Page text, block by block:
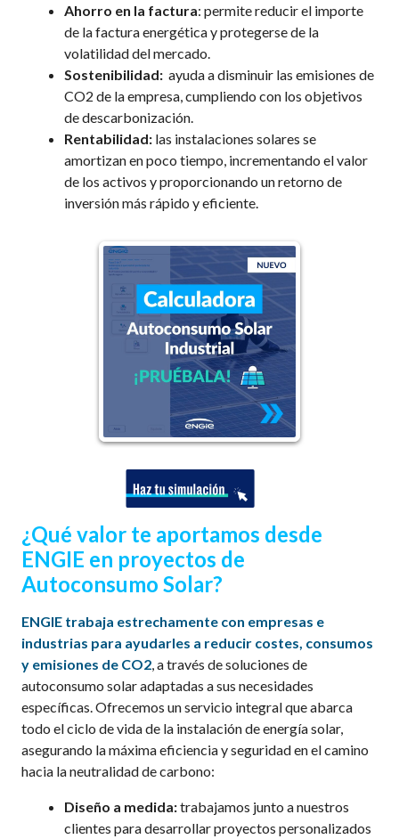
Ahorro en la factura: permite reducir el importe
de la factura energética y protegerse de la
volatilidad del mercado.
Sostenibilidad: ayuda a disminuir las emisiones de
CO2 de la empresa, cumpliendo con los objetivos
de descarbonización.
Rentabilidad: las instalaciones solares se
amortizan en poco tiempo, incrementando el valor
de los activos y proporcionando un retorno de
inversión más rápido y eficiente.
¿Qué valor te aportamos desde
ENGIE en proyectos de
Autoconsumo Solar?
ENGIE trabaja estrechamente con empresas e
industrias para ayudarles a reducir costes, consumos
y emisiones de CO2 , a través de soluciones de
autoconsumo solar adaptadas a sus necesidades
específicas. Ofrecemos un servicio integral que abarca
todo el ciclo de vida de la instalación de energía solar,
asegurando la máxima eficiencia y seguridad en el camino
hacia la neutralidad de carbono:
Diseño a medida:trabajamos junto a nuestros
clientes para desarrollar proyectos personalizados